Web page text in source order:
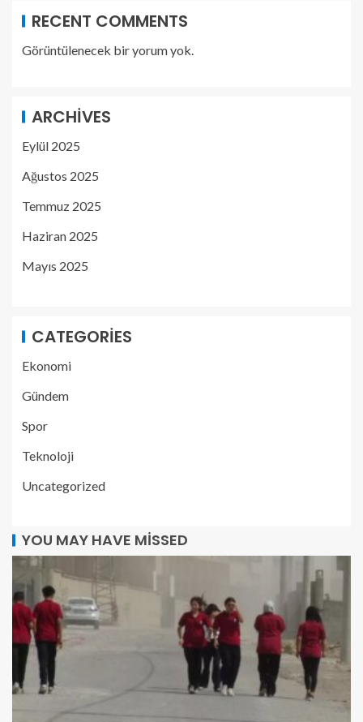
RECENT COMMENTS
Görüntülenecek bir yorum yok.
ARCHIVES
Eylül 2025
Ağustos 2025
Temmuz 2025
Haziran 2025
Mayıs 2025
CATEGORIES
Ekonomi
Gündem
Spor
Teknoloji
Uncategorized
YOU MAY HAVE MISSED